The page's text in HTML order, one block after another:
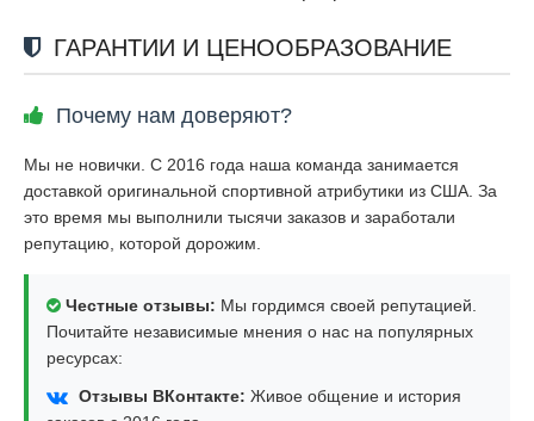
ГАРАНТИИ И ЦЕНООБРАЗОВАНИЕ
Почему нам доверяют?
Мы не новички. С 2016 года наша команда занимается
доставкой оригинальной спортивной атрибутики из США. За
это время мы выполнили тысячи заказов и заработали
репутацию, которой дорожим.
Честные отзывы: Мы гордимся своей репутацией.
Почитайте независимые мнения о нас на популярных
ресурсах:
Отзывы ВКонтакте: Живое общение и история